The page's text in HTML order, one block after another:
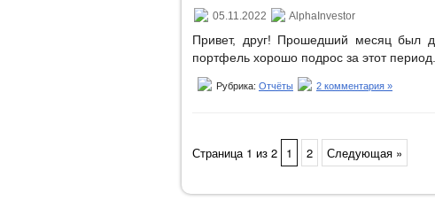
05.11.2022 AlphaInvestor
Привет, друг! Прошедший месяц был
портфель хорошо подрос за этот период.
Рубрика: Отчёты 2 комментария »
Страница 1 из 2 1 2 Следующая »